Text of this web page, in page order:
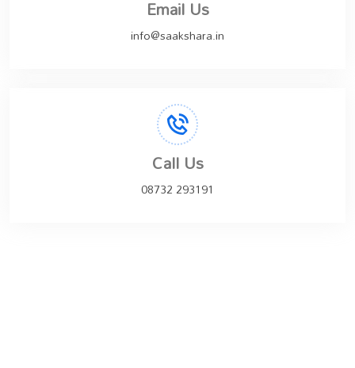
Email Us
info@saakshara.in
Call Us
08732 293191